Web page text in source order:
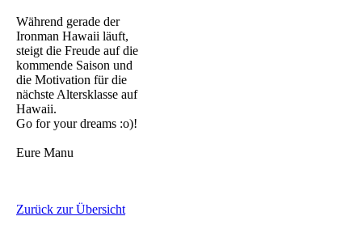
Während gerade der
Ironman Hawaii läuft,
steigt die Freude auf die
kommende Saison und
die Motivation für die
nächste Altersklasse auf
Hawaii.
Go for your dreams :o)!
Eure Manu
Zurück zur Übersicht